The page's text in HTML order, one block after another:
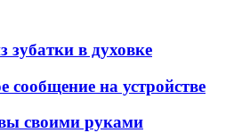
зубатки в духовке
сообщение на устройстве
своими руками